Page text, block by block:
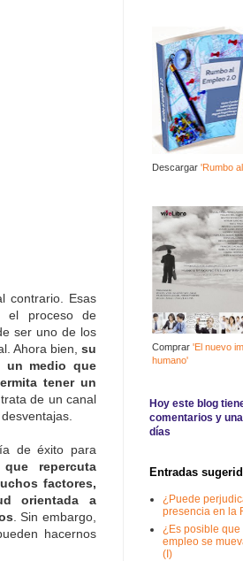
contrario. Esas
el proceso de
ser uno de los
Ahora bien, su
un medio que
tener un
de un canal
de éxito para
repercuta
factores,
orientada a
. Sin embargo,
hacernos
Descargar 'Rumbo
Comprar 'El nuevo
humano'
Hoy este blog
comentarios y
días
Entradas
¿Puede
presencia en la
¿Es posible
empleo se
(I)